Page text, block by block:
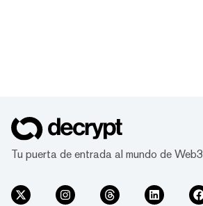
Tu puerta de entrada al mundo de Web3